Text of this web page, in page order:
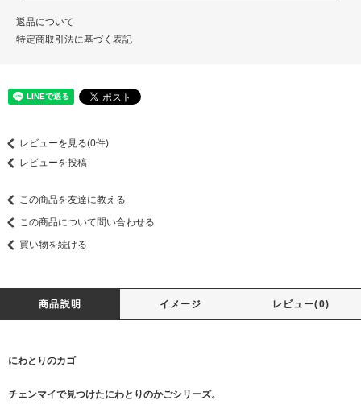
返品について
特定商取引法に基づく表記
レビューを見る(0件)
レビューを投稿
この商品を友達に教える
この商品について問い合わせる
買い物を続ける
商品説明 イメージ レビュー(0)
にわとりのカゴ
チェンマイで見つけたにわとりのかごシリーズ。